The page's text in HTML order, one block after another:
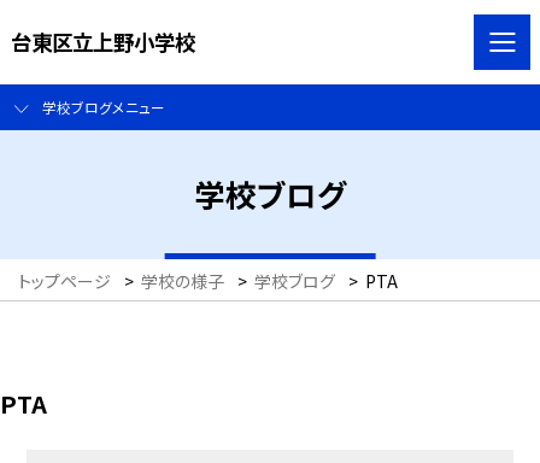
台東区立上野小学校
学校ブログメニュー
学校ブログ
トップページ > 学校の様子 > 学校ブログ > PTA
PTA